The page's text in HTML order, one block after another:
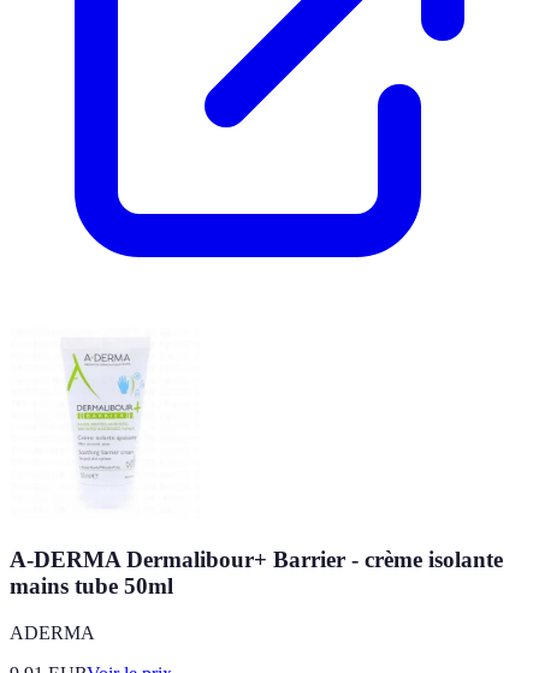
A-DERMA Dermalibour+ Barrier - crème isolante
mains tube 50ml
ADERMA